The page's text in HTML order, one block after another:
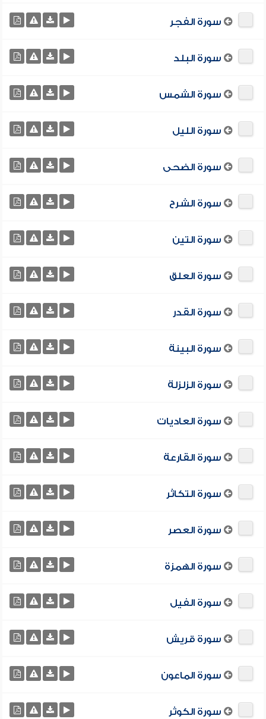
سورة الفجر
سورة البلد
سورة الشمس
سورة الليل
سورة الضحى
سورة الشرح
سورة التين
سورة العلق
سورة القدر
سورة البينة
سورة الزلزلة
سورة العاديات
سورة القارعة
سورة التكاثر
سورة العصر
سورة الهمزة
سورة الفيل
سورة قريش
سورة الماعون
سورة الكوثر